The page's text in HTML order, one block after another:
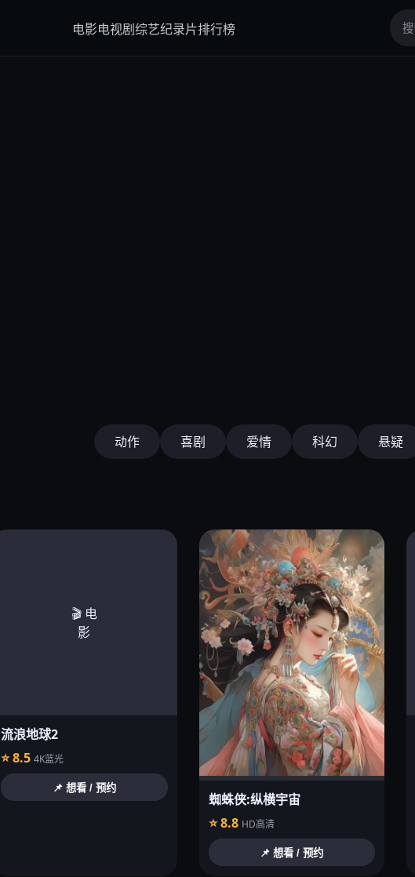
电影电视剧综艺纪录片排行榜
动作 喜剧 爱情 科幻 悬疑
🎬 电
影
流浪地球2
⭐ 8.5 4K蓝光
📌 想看 / 预约
蜘蛛侠:纵横宇宙
⭐ 8.8 HD高清
📌 想看 / 预约